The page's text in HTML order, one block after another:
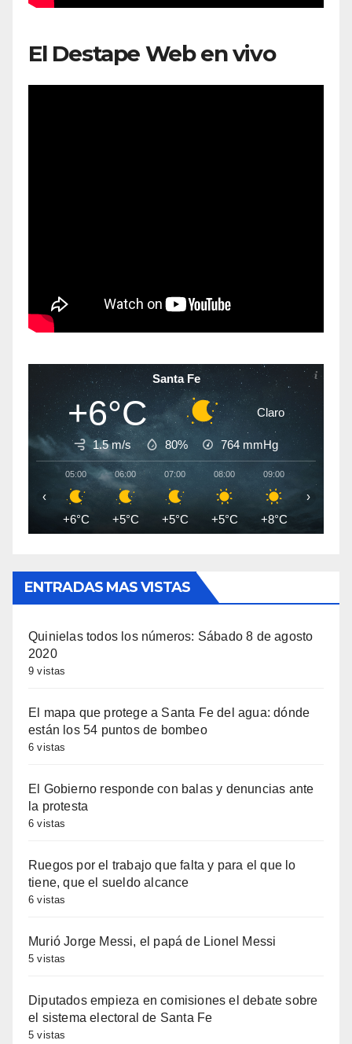
El Destape Web en vivo
Santa Fe
+6°C Claro
1.5 m/s 80% 764 mmHg
05:00
+6°C
06:00
+5°C
07:00
+5°C
08:00
+5°C
09:00
+8°C +11°C
‹ ›
ENTRADAS MAS VISTAS
Quinielas todos los números: Sábado 8 de agosto
2020
9 vistas
El mapa que protege a Santa Fe del agua: dónde
están los 54 puntos de bombeo
6 vistas
El Gobierno responde con balas y denuncias ante
la protesta
6 vistas
Ruegos por el trabajo que falta y para el que lo
tiene, que el sueldo alcance
6 vistas
Murió Jorge Messi, el papá de Lionel Messi
5 vistas
Diputados empieza en comisiones el debate sobre
el sistema electoral de Santa Fe
5 vistas